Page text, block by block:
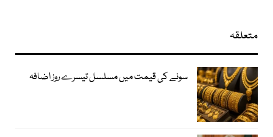
متعلقہ
سونے کی قیمت میں مسلسل تیسرے روز اضافہ